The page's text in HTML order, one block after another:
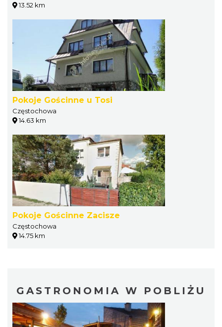
13.52 km
Pokoje Gościnne u Tosi
Częstochowa
14.63 km
Pokoje Gościnne Zacisze
Częstochowa
14.75 km
GASTRONOMIA W POBLIŻU